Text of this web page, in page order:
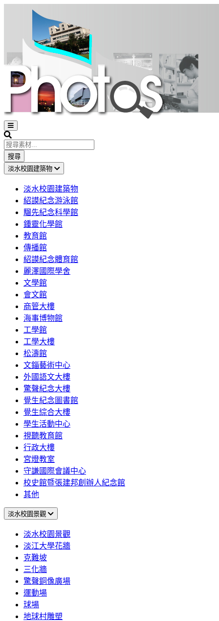
Open
sidebar
Search
搜尋
淡水校園建築物
淡水校園建築物
紹謨紀念游泳館
騮先紀念科學館
鍾靈化學館
教育館
傳播館
紹謨紀念體育館
麗澤國際學舍
文學館
會文館
商管大樓
海事博物館
工學館
工學大樓
松濤館
文錙藝術中心
外國語文大樓
驚聲紀念大樓
覺生紀念圖書館
覺生綜合大樓
學生活動中心
視聽教育館
行政大樓
宮燈教室
守謙國際會議中心
校史館暨張建邦創辦人紀念館
其他
淡水校園景觀
淡水校園景觀
淡江大學花牆
克難坡
三化牆
驚聲銅像廣場
運動場
球場
地球村雕塑